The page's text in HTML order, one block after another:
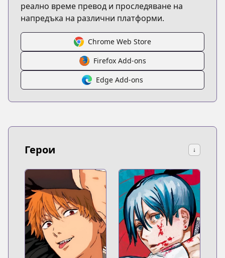
реално време превод и проследяване на
напредъка на различни платформи.
Chrome Web Store
Firefox Add-ons
Edge Add-ons
Герои ↓